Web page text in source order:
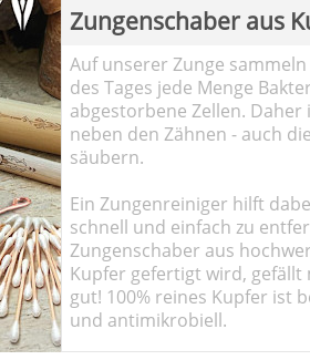
Zungenschaber aus
Auf unserer Zunge
des Tages jede Menge
abgestorbene Zellen. Daher
neben den Zähnen - auch
säubern.
Ein Zungenreiniger hilft
schnell und einfach zu
Zungenschaber aus
Kupfer gefertigt wird,
gut! 100% reines Kupfer ist
und antimikrobiell.